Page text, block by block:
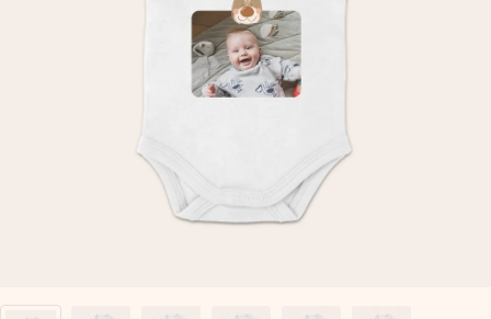
Tarjeta de felicitación gratuita
Crea algo único en pocos pasos – con su nombre, tu foto o
todo el amor para el momento.